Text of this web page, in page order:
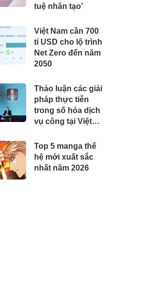
tuệ nhân tạo’
Việt Nam cần 700
tỉ USD cho lộ trình
Net Zero đến năm
2050
Thảo luận các giải
pháp thực tiễn
trong số hóa dịch
vụ công tại Việt
Top 5 manga thế
hệ mới xuất sắc
nhất năm 2026